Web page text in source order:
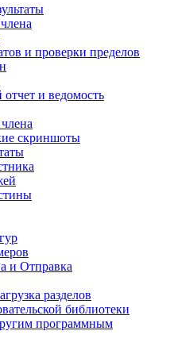
и проверки пределов
и ведомость
скриншоты
и Отправка
разделов
библиотеки
программным